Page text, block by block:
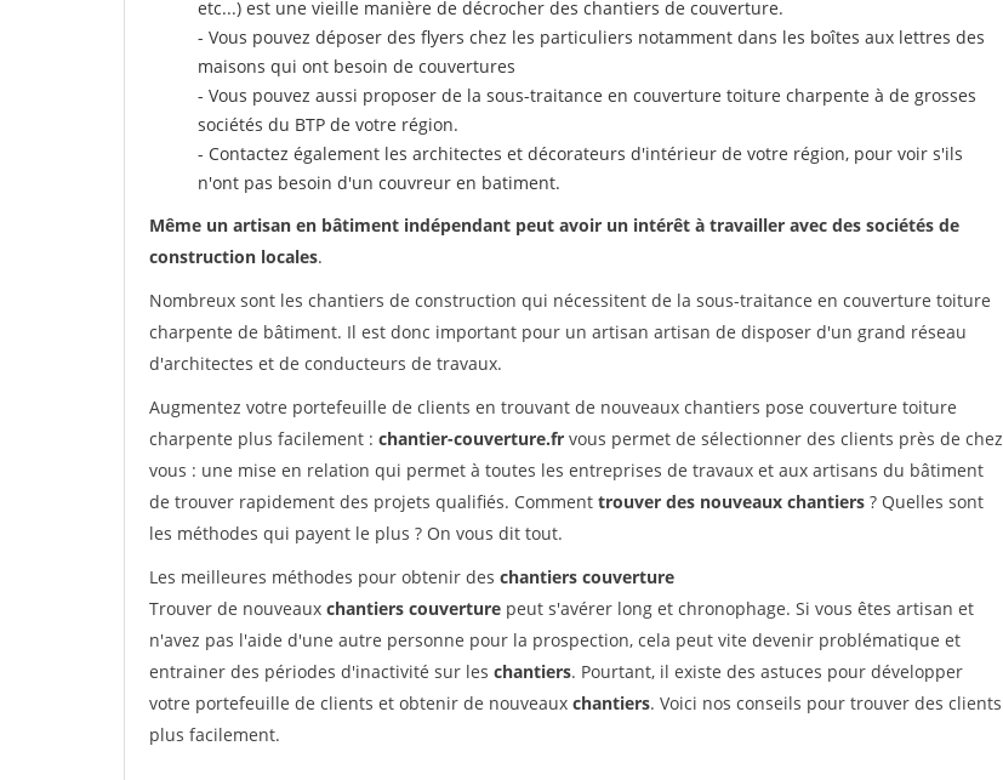
etc...) est une vieille manière de décrocher des chantiers de couverture.
- Vous pouvez déposer des flyers chez les particuliers notamment dans les boîtes aux lettres des
maisons qui ont besoin de couvertures
- Vous pouvez aussi proposer de la sous-traitance en couverture toiture charpente à de grosses
sociétés du BTP de votre région.
- Contactez également les architectes et décorateurs d'intérieur de votre région, pour voir s'ils
n'ont pas besoin d'un couvreur en batiment.
Même un artisan en bâtiment indépendant peut avoir un intérêt à travailler avec des sociétés de
construction locales.
Nombreux sont les chantiers de construction qui nécessitent de la sous-traitance en couverture toiture
charpente de bâtiment. Il est donc important pour un artisan artisan de disposer d'un grand réseau
d'architectes et de conducteurs de travaux.
Augmentez votre portefeuille de clients en trouvant de nouveaux chantiers pose couverture toiture
charpente plus facilement : chantier-couverture.fr vous permet de sélectionner des clients près de chez
vous : une mise en relation qui permet à toutes les entreprises de travaux et aux artisans du bâtiment
de trouver rapidement des projets qualifiés. Comment trouver des nouveaux chantiers ? Quelles sont
les méthodes qui payent le plus ? On vous dit tout.
Les meilleures méthodes pour obtenir des chantiers couverture
Trouver de nouveaux chantiers couverture peut s'avérer long et chronophage. Si vous êtes artisan et
n'avez pas l'aide d'une autre personne pour la prospection, cela peut vite devenir problématique et
entrainer des périodes d'inactivité sur les chantiers. Pourtant, il existe des astuces pour développer
votre portefeuille de clients et obtenir de nouveaux chantiers. Voici nos conseils pour trouver des clients
plus facilement.